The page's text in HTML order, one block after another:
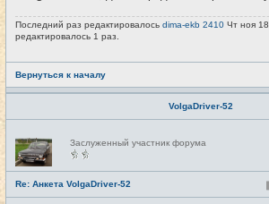
Последний раз редактировалось dima-ekb 2410 Чт ноя
редактировалось 1 раз.
Вернуться к началу
VolgaDriver-52
Н
е
в
с
е
т
и
Заслуженный участник форума
Re: Анкета VolgaDriver-52